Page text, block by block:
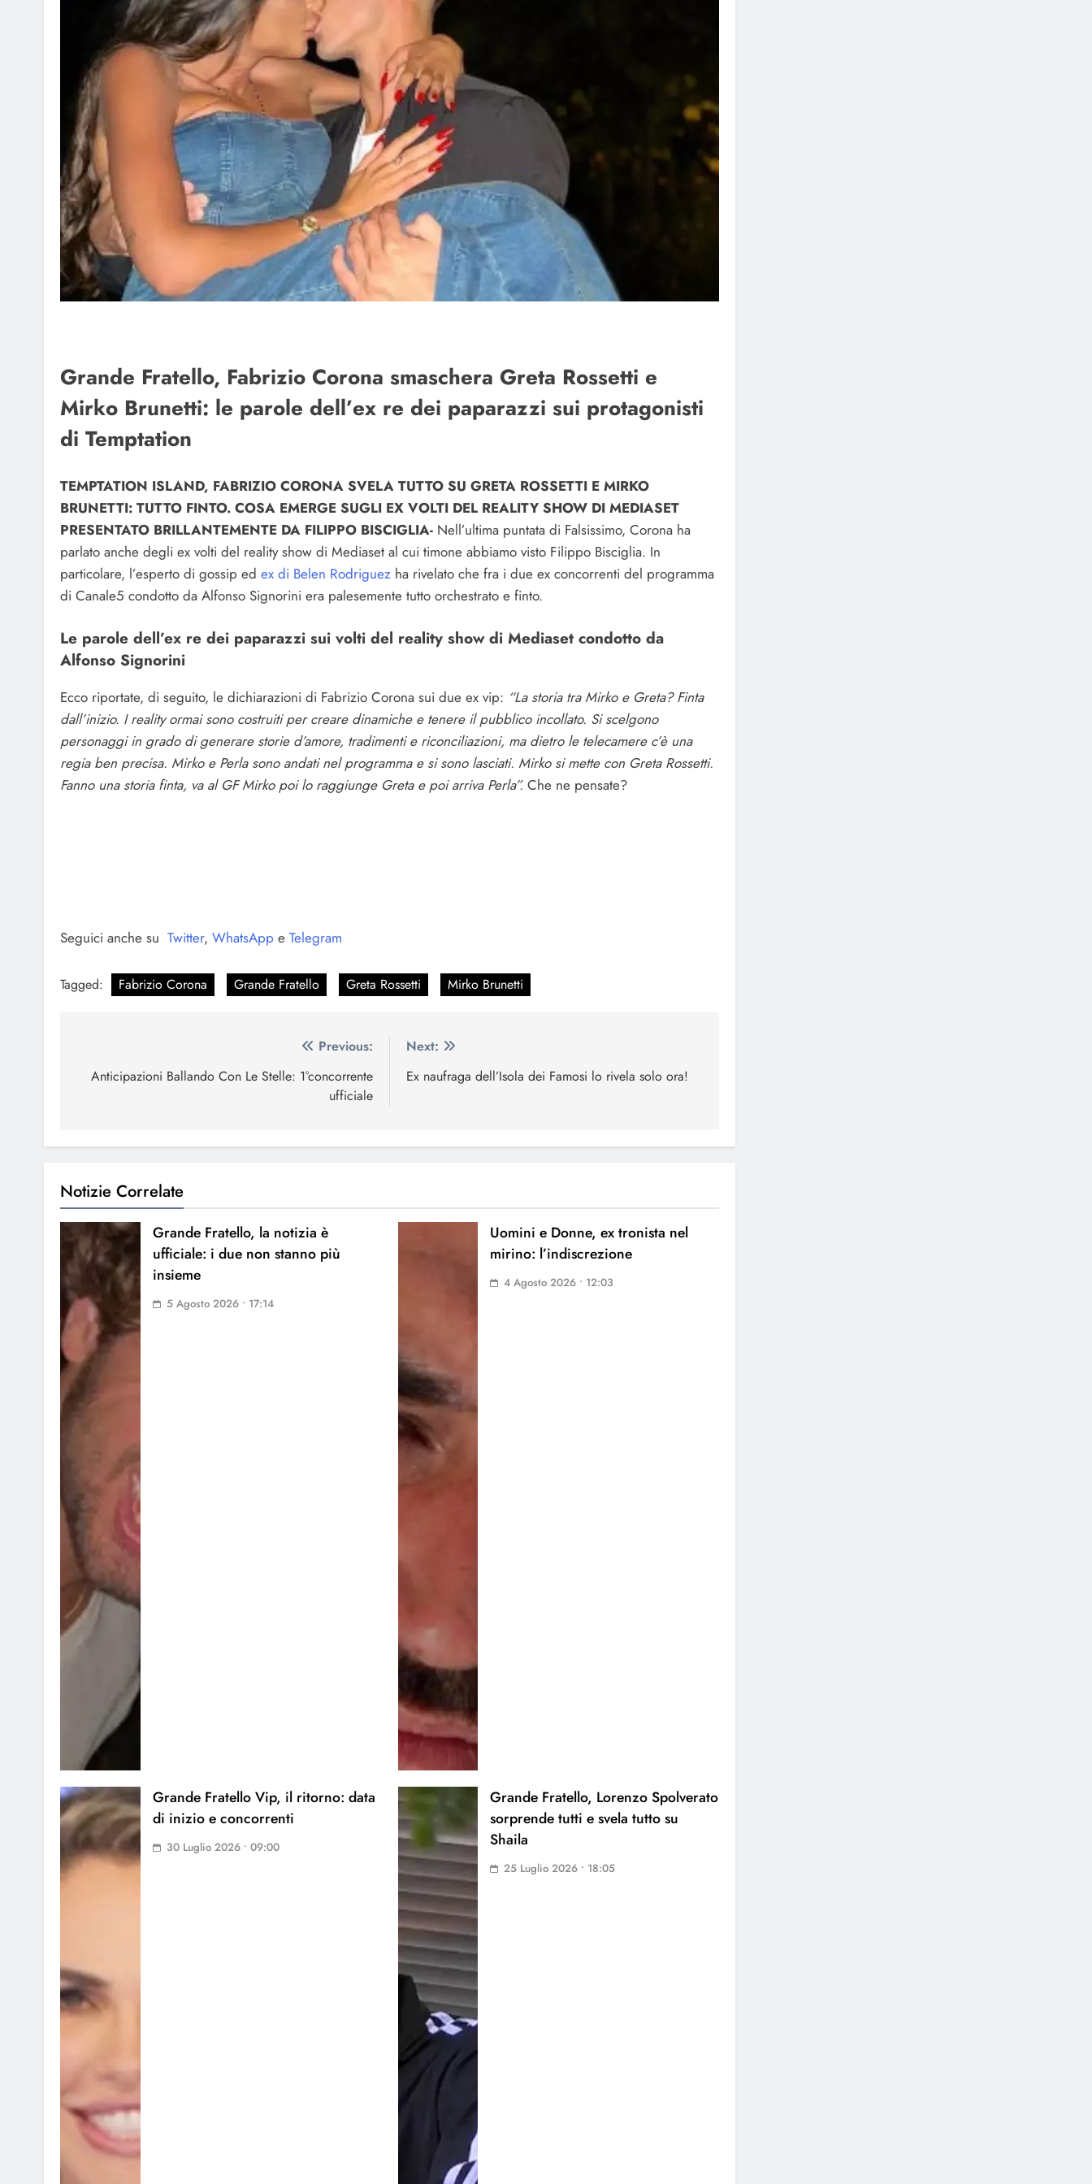
Grande Fratello, Fabrizio Corona smaschera Greta Rossetti e
Mirko Brunetti: le parole dell’ex re dei paparazzi sui protagonisti
di Temptation
TEMPTATION ISLAND, FABRIZIO CORONA SVELA TUTTO SU GRETA ROSSETTI E MIRKO
BRUNETTI: TUTTO FINTO. COSA EMERGE SUGLI EX VOLTI DEL REALITY SHOW DI MEDIASET
PRESENTATO BRILLANTEMENTE DA FILIPPO BISCIGLIA- Nell’ultima puntata di Falsissimo, Corona ha
parlato anche degli ex volti del reality show di Mediaset al cui timone abbiamo visto Filippo Bisciglia. In
particolare, l’esperto di gossip ed ex di Belen Rodriguez ha rivelato che fra i due ex concorrenti del programma
di Canale5 condotto da Alfonso Signorini era palesemente tutto orchestrato e finto.
Le parole dell’ex re dei paparazzi sui volti del reality show di Mediaset condotto da
Alfonso Signorini
Ecco riportate, di seguito, le dichiarazioni di Fabrizio Corona sui due ex vip: “La storia tra Mirko e Greta? Finta
dall’inizio. I reality ormai sono costruiti per creare dinamiche e tenere il pubblico incollato. Si scelgono
personaggi in grado di generare storie d’amore, tradimenti e riconciliazioni, ma dietro le telecamere c’è una
regia ben precisa. Mirko e Perla sono andati nel programma e si sono lasciati. Mirko si mette con Greta Rossetti.
Fanno una storia finta, va al GF Mirko poi lo raggiunge Greta e poi arriva Perla”. Che ne pensate?
Seguici anche su Twitter, WhatsApp e Telegram
Tagged: Fabrizio Corona Grande Fratello Greta Rossetti Mirko Brunetti
articoli
Previous:
Anticipazioni Ballando Con Le Stelle: 1°concorrente
ufficiale
Next:
Ex naufraga dell’Isola dei Famosi lo rivela solo ora!
Notizie Correlate
Grande Fratello, la notizia è
ufficiale: i due non stanno più
insieme
5 Agosto 2026 • 17:14
Uomini e Donne, ex tronista nel
mirino: l’indiscrezione
4 Agosto 2026 • 12:03
Grande Fratello Vip, il ritorno: data
di inizio e concorrenti
30 Luglio 2026 • 09:00
Grande Fratello, Lorenzo Spolverato
sorprende tutti e svela tutto su
Shaila
25 Luglio 2026 • 18:05